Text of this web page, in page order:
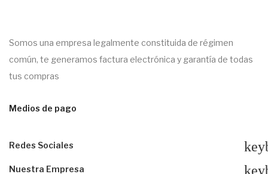
Somos una empresa legalmente constituida de régimen
común, te generamos factura electrónica y garantía de todas
tus compras
Medios de pago
Redes Sociales
Nuestra Empresa